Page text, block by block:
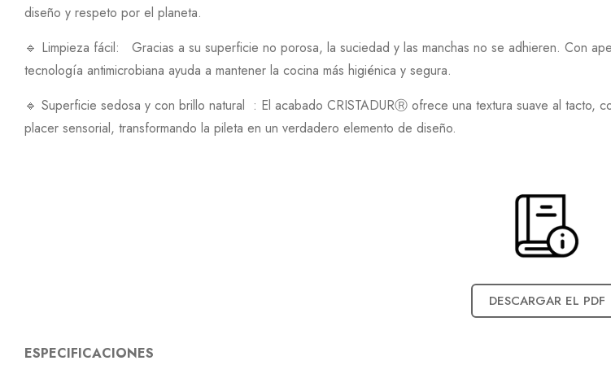
diseño y respeto por el planeta.
🔹 Limpieza fácil: Gracias a su superficie no porosa, la suciedad y las manchas no se adhieren. Con
tecnología antimicrobiana ayuda a mantener la cocina más higiénica y segura.
🔹 Superficie sedosa y con brillo natural : El acabado CRISTADURⓇ ofrece una textura suave al tacto,
placer sensorial, transformando la pileta en un verdadero elemento de diseño.
DESCARGAR EL PDF
ESPECIFICACIONES